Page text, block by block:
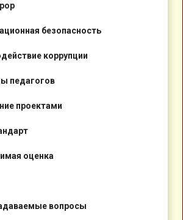
безопасность
коррупции
педагогов
проектами
оценка
вопросы